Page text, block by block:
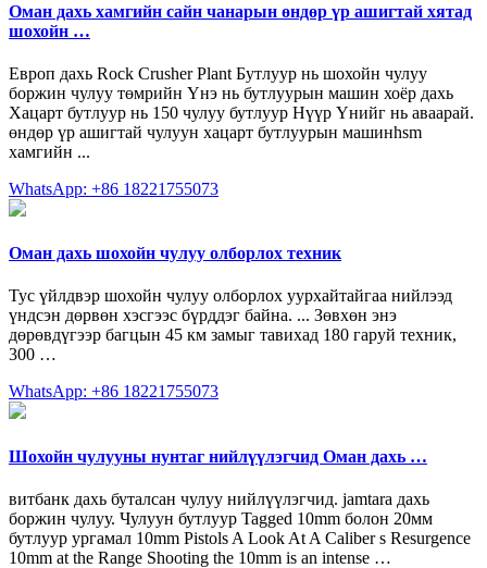
Оман дахь хамгийн сайн чанарын өндөр үр ашигтай хятад
шохойн …
Европ дахь Rock Crusher Plant Бутлуур нь шохойн чулуу
боржин чулуу төмрийн Үнэ нь бутлуурын машин хоёр дахь
Хацарт бутлуур нь 150 чулуу бутлуур Нүүр Үнийг нь аваарай.
өндөр үр ашигтай чулуун хацарт бутлуурын машинhsm
хамгийн ...
WhatsApp: +86 18221755073
Оман дахь шохойн чулуу олборлох техник
Тус үйлдвэр шохойн чулуу олборлох уурхайтайгаа нийлээд
үндсэн дөрвөн хэсгээс бүрддэг байна. ... Зөвхөн энэ
дөрөвдүгээр багцын 45 км замыг тавихад 180 гаруй техник,
300 …
WhatsApp: +86 18221755073
Шохойн чулууны нунтаг нийлүүлэгчид Оман дахь …
витбанк дахь буталсан чулуу нийлүүлэгчид. jamtara дахь
боржин чулуу. Чулуун бутлуур Tagged 10mm болон 20мм
бутлуур ургамал 10mm Pistols A Look At A Caliber s Resurgence
10mm at the Range Shooting the 10mm is an intense …